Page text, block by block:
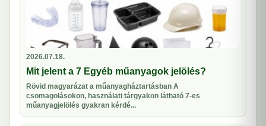
2026.07.18.
Mit jelent a 7 Egyéb műanyagok jelölés?
Rövid magyarázat a műanyagháztartásban A
csomagolásokon, használati tárgyakon látható 7-es
műanyagjelölés gyakran kérdé...